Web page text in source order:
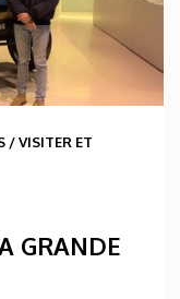
/VISITER ET
GRANDE